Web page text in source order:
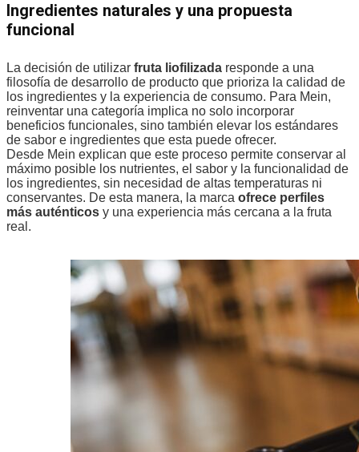
Ingredientes naturales y una propuesta
funcional
La decisión de utilizar fruta liofilizada responde a una
filosofía de desarrollo de producto que prioriza la calidad de
los ingredientes y la experiencia de consumo. Para Mein,
reinventar una categoría implica no solo incorporar
beneficios funcionales, sino también elevar los estándares
de sabor e ingredientes que esta puede ofrecer.
Desde Mein explican que este proceso permite conservar al
máximo posible los nutrientes, el sabor y la funcionalidad de
los ingredientes, sin necesidad de altas temperaturas ni
conservantes. De esta manera, la marca ofrece perfiles
más auténticos y una experiencia más cercana a la fruta
real.